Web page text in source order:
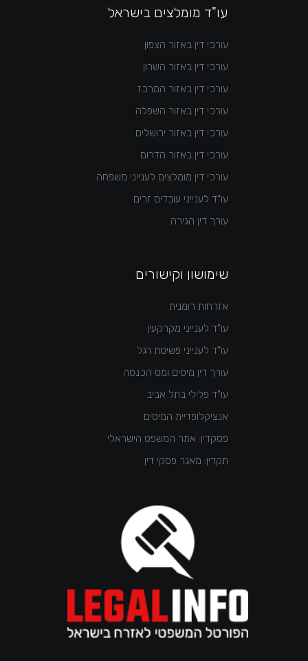
עו"ד מומלצים בישראל
עורכי דין באזור הצפון
עורכי דין באזור השרון
עורכי דין באזור המרכז
עורכי דין באזור השפלה
עורכי דין באזור ירושלים
עורכי דין באזור הדרום
עורכי דין מומלצים לענייני משפחה
עו"ד לענייני עובדים זרים
עורך דין הגירה
שימושון וקישורים
אזרחות רומנית
עו"ד לענייני מקרקעין
עו"ד לענייני פשיטת רגל
עורך דין מיסים ומס הכנסה
עו"ד פלילי בתל אביב
אנציקלופדיית המיסים
פסקדין: אתר המשפט הישראלי
תקדין: מאגר פסקי דין